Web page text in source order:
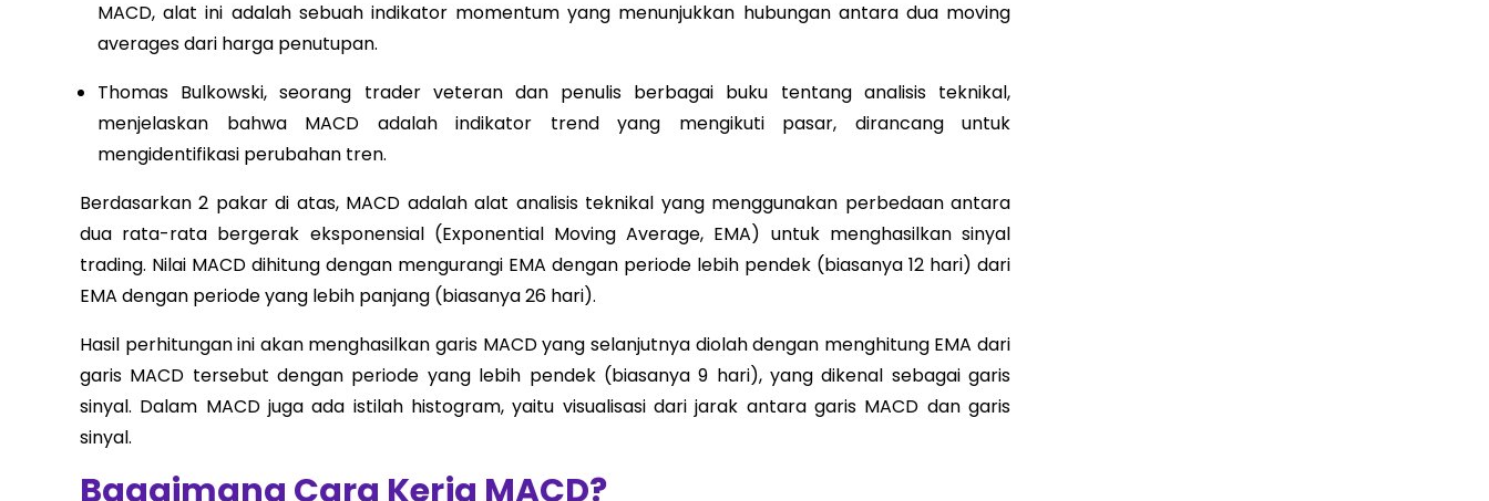
MACD, alat ini adalah sebuah indikator momentum yang menunjukkan hubungan antara dua moving
averages dari harga penutupan.
Thomas Bulkowski, seorang trader veteran dan penulis berbagai buku tentang analisis teknikal,
menjelaskan bahwa MACD adalah indikator trend yang mengikuti pasar, dirancang untuk
mengidentifikasi perubahan tren.
Berdasarkan 2 pakar di atas, MACD adalah alat analisis teknikal yang menggunakan perbedaan antara
dua rata-rata bergerak eksponensial (Exponential Moving Average, EMA) untuk menghasilkan sinyal
trading. Nilai MACD dihitung dengan mengurangi EMA dengan periode lebih pendek (biasanya 12 hari) dari
EMA dengan periode yang lebih panjang (biasanya 26 hari).
Hasil perhitungan ini akan menghasilkan garis MACD yang selanjutnya diolah dengan menghitung EMA dari
garis MACD tersebut dengan periode yang lebih pendek (biasanya 9 hari), yang dikenal sebagai garis
sinyal. Dalam MACD juga ada istilah histogram, yaitu visualisasi dari jarak antara garis MACD dan garis
sinyal.
Bagaimana Cara Kerja MACD?